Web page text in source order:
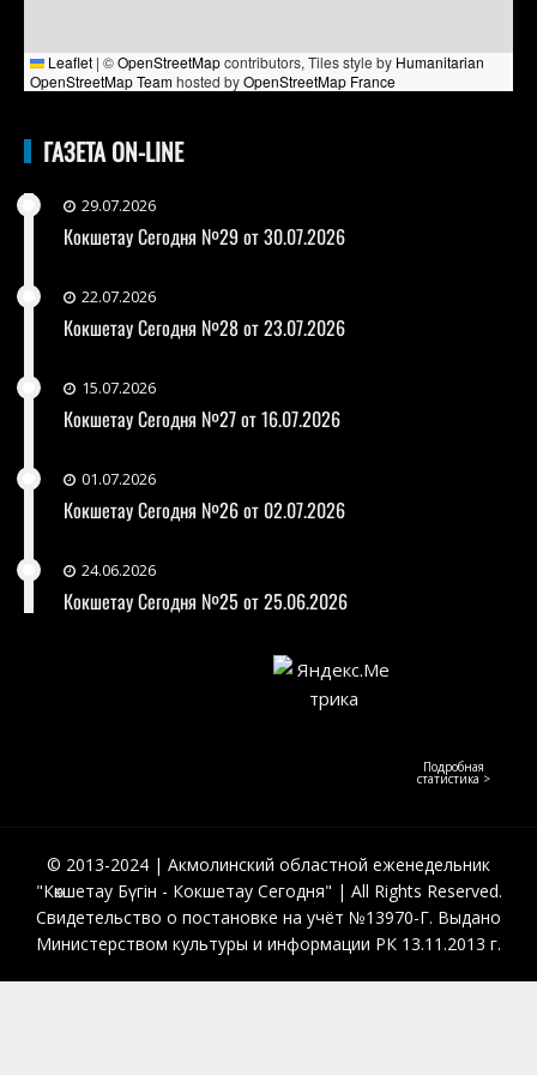
Leaflet | ©OpenStreetMapcontributors, Tiles style by Humanitarian
OpenStreetMap Teamhosted byOpenStreetMap France
ГАЗЕТА ON-LINE
29.07.2026
Кокшетау Сегодня №29 от 30.07.2026
22.07.2026
Кокшетау Сегодня №28 от 23.07.2026
15.07.2026
Кокшетау Сегодня №27 от 16.07.2026
01.07.2026
Кокшетау Сегодня №26 от 02.07.2026
24.06.2026
Кокшетау Сегодня №25 от 25.06.2026
Подробная
статистика >
© 2013-2024 | Акмолинский областной еженедельник
"Көкшетау Бүгін - Кокшетау Сегодня" | All Rights Reserved.
Свидетельство о постановке на учёт №13970-Г. Выдано
Министерством культуры и информации РК 13.11.2013 г.